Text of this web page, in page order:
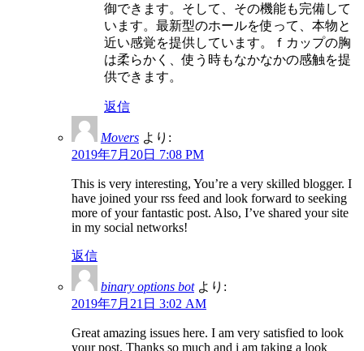
御できます。そして、その機能も完備して
います。最新型のホールを使って、本物と
近い感覚を提供しています。ｆカップの胸
は柔らかく、使う時もなかなかの感触を提
供できます。
返信
Movers より:
2019年7月20日 7:08 PM
This is very interesting, You’re a very skilled blogger. I
have joined your rss feed and look forward to seeking
more of your fantastic post. Also, I’ve shared your site
in my social networks!
返信
binary options bot より:
2019年7月21日 3:02 AM
Great amazing issues here. I am very satisfied to look
your post. Thanks so much and i am taking a look